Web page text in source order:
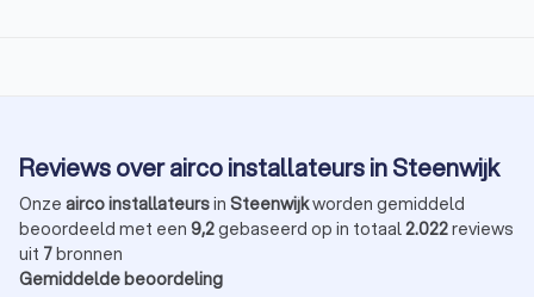
Reviews over airco installateurs in Steenwijk
Onze airco installateursin Steenwijkworden gemiddeld
beoordeeld met een 9,2gebaseerd op in totaal2.022reviews
uit 7bronnen
Gemiddelde beoordeling